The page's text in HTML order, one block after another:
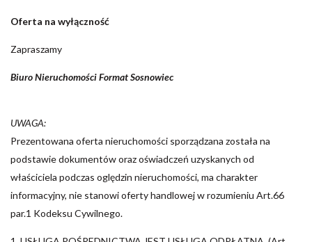
Oferta na wyłączność
Zapraszamy
Biuro Nieruchomości Format Sosnowiec
UWAGA:
Prezentowana oferta nieruchomości sporządzana została na
podstawie dokumentów oraz oświadczeń uzyskanych od
właściciela podczas oględzin nieruchomości, ma charakter
informacyjny, nie stanowi oferty handlowej w rozumieniu Art.66
par.1 Kodeksu Cywilnego.